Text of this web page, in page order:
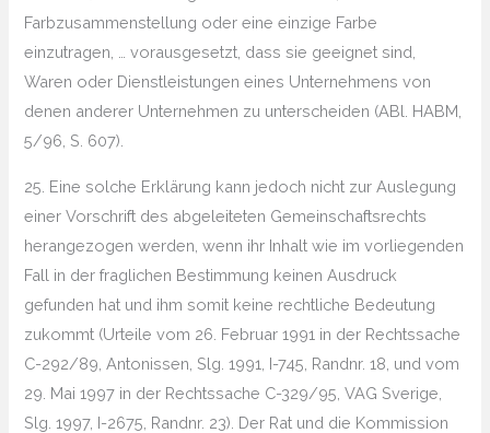
Farbzusammenstellung oder eine einzige Farbe
einzutragen, … vorausgesetzt, dass sie geeignet sind,
Waren oder Dienstleistungen eines Unternehmens von
denen anderer Unternehmen zu unterscheiden (ABl. HABM,
5/96, S. 607).
25. Eine solche Erklärung kann jedoch nicht zur Auslegung
einer Vorschrift des abgeleiteten Gemeinschaftsrechts
herangezogen werden, wenn ihr Inhalt wie im vorliegenden
Fall in der fraglichen Bestimmung keinen Ausdruck
gefunden hat und ihm somit keine rechtliche Bedeutung
zukommt (Urteile vom 26. Februar 1991 in der Rechtssache
C-292/89, Antonissen, Slg. 1991, I-745, Randnr. 18, und vom
29. Mai 1997 in der Rechtssache C-329/95, VAG Sverige,
Slg. 1997, I-2675, Randnr. 23). Der Rat und die Kommission